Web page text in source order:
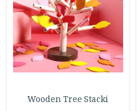
Wooden Tree Stacki